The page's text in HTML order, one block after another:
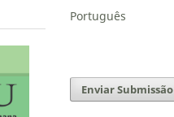
Português
Enviar Submissão